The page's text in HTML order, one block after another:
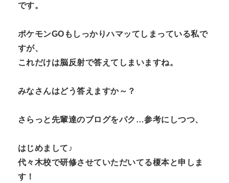
です。
ポケモンGOもしっかりハマッてしまっている私で
すが、
これだけは脳反射で答えてしまいますね。
みなさんはどう答えますか～？
さらっと先輩達のブログをパク…参考にしつつ、
はじめまして♪
代々木校で研修させていただいてる榎本と申しま
す！